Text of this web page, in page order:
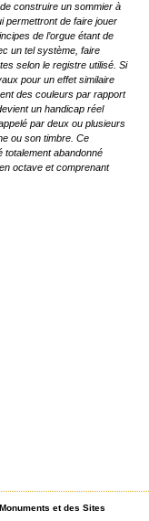
de construire un sommier à
permettront de faire jouer
de l’orgue étant de
un tel système, faire
selon le registre utilisé. Si
pour un effet similaire
des couleurs par rapport
un handicap réel
par deux ou plusieurs
ou son timbre. Ce
totalement abandonné
octave et comprenant
et des Sites